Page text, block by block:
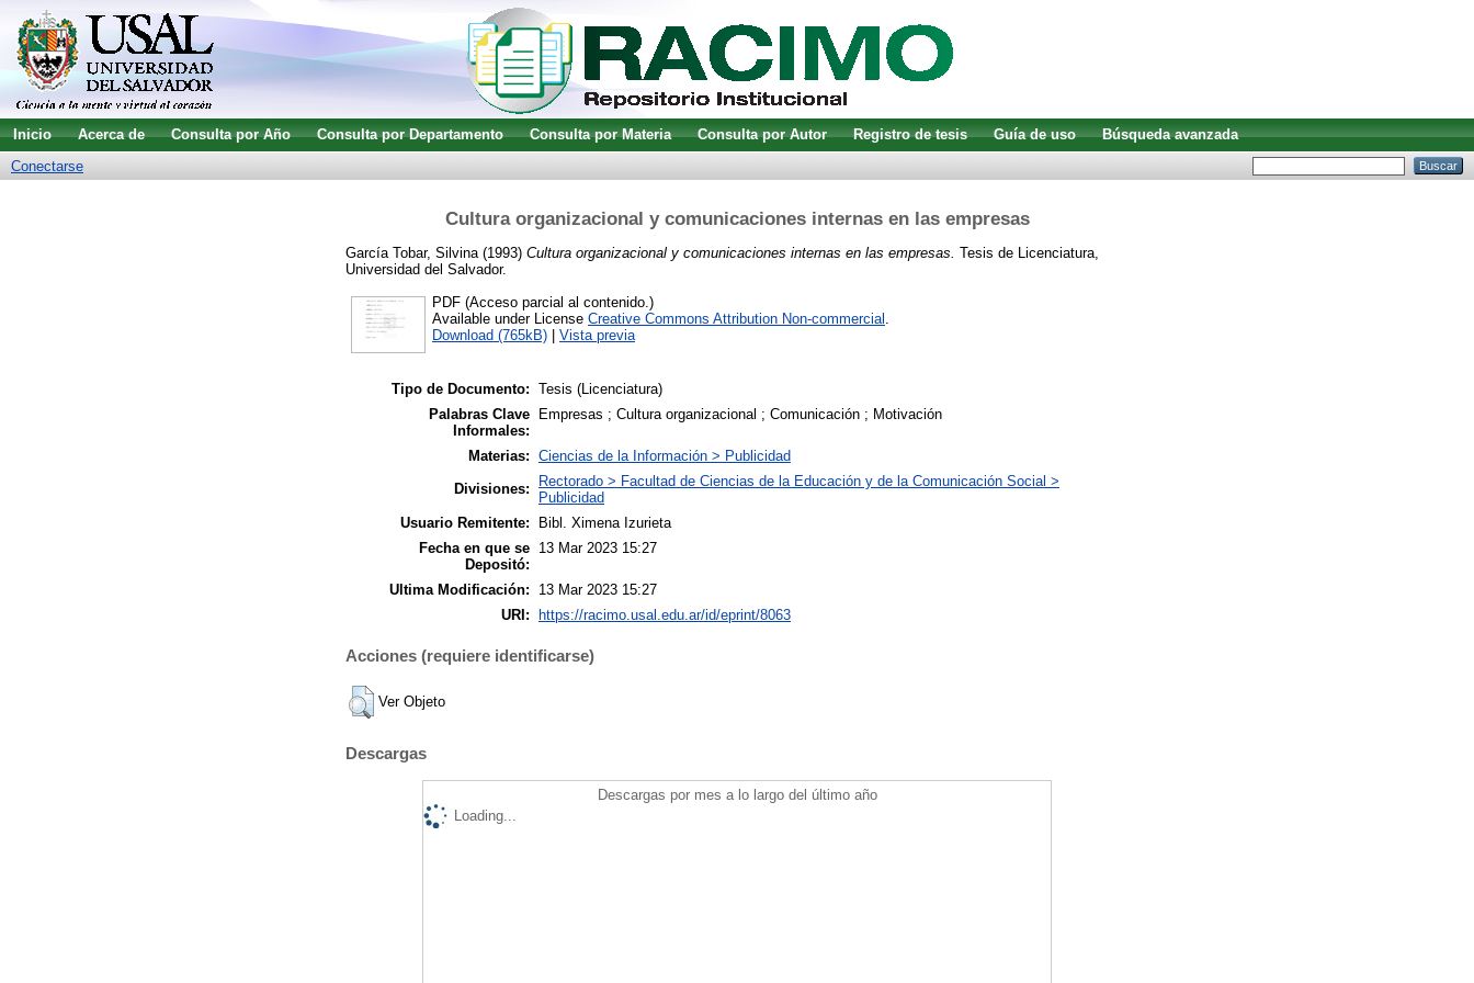
Inicio Acerca de Consulta por Año Consulta por Departamento Consulta por Materia Consulta por Autor Registro de tesis Guía de uso
Búsqueda avanzada
Conectarse
Cultura organizacional y comunicaciones internas en las empresas
García Tobar, Silvina (1993) Cultura organizacional y comunicaciones internas en las empresas. Tesis de Licenciatura,
Universidad del Salvador.
PDF (Acceso parcial al contenido.)
Available under License Creative Commons Attribution Non-commercial .
Download (765kB)
Vista previa
Tipo de Documento: Tesis (Licenciatura)
Palabras Clave
Informales:
Empresas ; Cultura organizacional ; Comunicación ; Motivación
Materias: Ciencias de la Información > Publicidad
Divisiones:
Rectorado > Facultad de Ciencias de la Educación y de la Comunicación Social >
Publicidad
Usuario Remitente:
Bibl. Ximena Izurieta
Fecha en que se
Depositó:
13 Mar 2023 15:27
Ultima Modificación:
13 Mar 2023 15:27
URI:
https://racimo.usal.edu.ar/id/eprint/8063
Acciones (requiere identificarse)
Ver Objeto
Descargas
Descargas por mes a lo largo del último año
Loading...